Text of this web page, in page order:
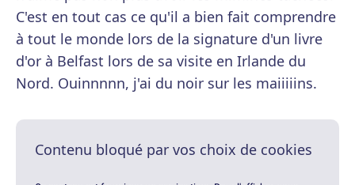
C'est en tout cas ce qu'il a bien fait comprendre
à tout le monde lors de la signature d'un livre
d'or à Belfast lors de sa visite en Irlande du
Nord. Ouinnnnn, j'ai du noir sur les maiiiiins.
Contenu bloqué par vos choix de cookies